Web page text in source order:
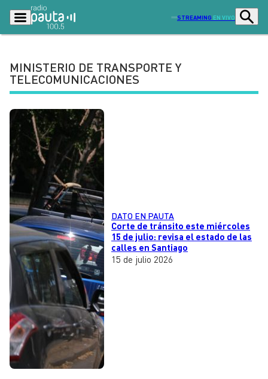
STREAMING EN VIVO
Lo Último
Ciudad
Radio en vivo
Tendencias
Entretención y Cultura
Dato en Pauta Señal 2
Contenido Patrocinado
MINISTERIO DE TRANSPORTE Y
TELECOMUNICACIONES
DATO EN PAUTA
Corte de tránsito este miércoles
15 de julio: revisa el estado de las
calles en Santiago
15 de julio 2026